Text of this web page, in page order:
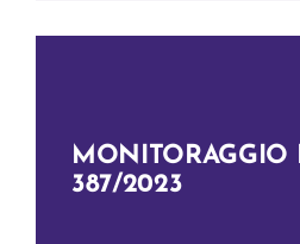
MONITORAGGIO
387/2023